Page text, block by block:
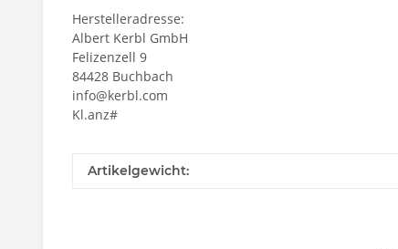
Herstelleradresse:
Albert Kerbl GmbH
Felizenzell 9
84428 Buchbach
info@kerbl.com
Kl.anz#
Artikelgewicht: